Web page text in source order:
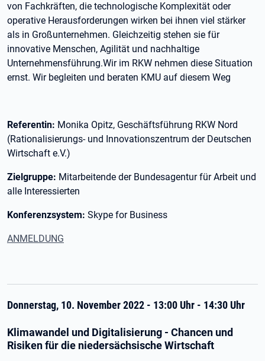
von Fachkräften, die technologische Komplexität oder
operative Herausforderungen wirken bei ihnen viel stärker
als in Großunternehmen. Gleichzeitig stehen sie für
innovative Menschen, Agilität und nachhaltige
Unternehmensführung.Wir im RKW nehmen diese Situation
ernst. Wir begleiten und beraten KMU auf diesem Weg
Referentin: Monika Opitz, Geschäftsführung RKW Nord
(Rationalisierungs- und Innovationszentrum der Deutschen
Wirtschaft e.V.)
Zielgruppe: Mitarbeitende der Bundesagentur für Arbeit und
alle Interessierten
Konferenzsystem: Skype for Business
ANMELDUNG
Donnerstag, 10. November 2022 - 13:00 Uhr - 14:30 Uhr
Klimawandel und Digitalisierung - Chancen und
Risiken für die niedersächsische Wirtschaft